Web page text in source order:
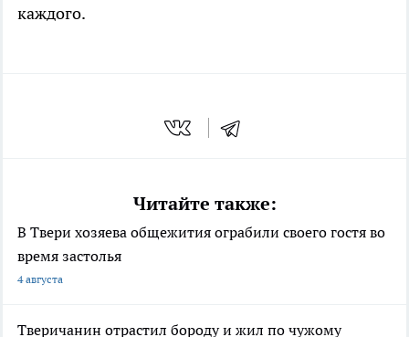
каждого.
Читайте также:
В Твери хозяева общежития ограбили своего гостя во
время застолья
4 августа
Тверичанин отрастил бороду и жил по чужому